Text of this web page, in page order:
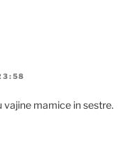
vajine mamice in sestre.